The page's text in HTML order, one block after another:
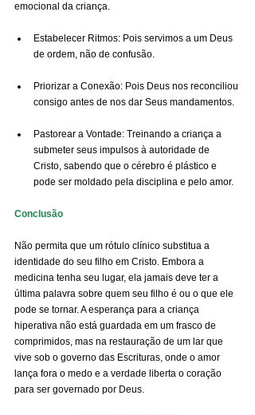
emocional da criança.
Estabelecer Ritmos: Pois servimos a um Deus
de ordem, não de confusão.
Priorizar a Conexão: Pois Deus nos reconciliou
consigo antes de nos dar Seus mandamentos.
Pastorear a Vontade: Treinando a criança a
submeter seus impulsos à autoridade de
Cristo, sabendo que o cérebro é plástico e
pode ser moldado pela disciplina e pelo amor.
Conclusão
Não permita que um rótulo clínico substitua a
identidade do seu filho em Cristo. Embora a
medicina tenha seu lugar, ela jamais deve ter a
última palavra sobre quem seu filho é ou o que ele
pode se tornar. A esperança para a criança
hiperativa não está guardada em um frasco de
comprimidos, mas na restauração de um lar que
vive sob o governo das Escrituras, onde o amor
lança fora o medo e a verdade liberta o coração
para ser governado por Deus.